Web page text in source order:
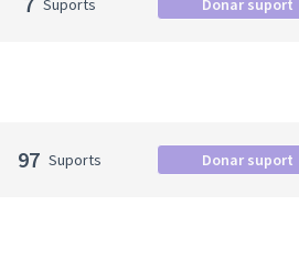
97 Suports Donar suport